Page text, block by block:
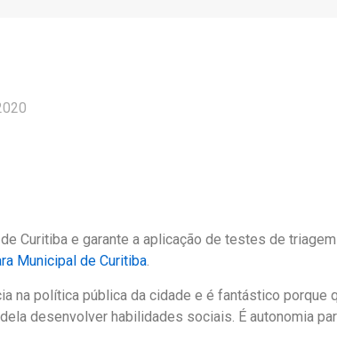
Curitiba e garante a aplicação de testes de
Municipal de Curitiba.
na política pública da cidade e é fantástico porque
desenvolver habilidades sociais. É autonomia